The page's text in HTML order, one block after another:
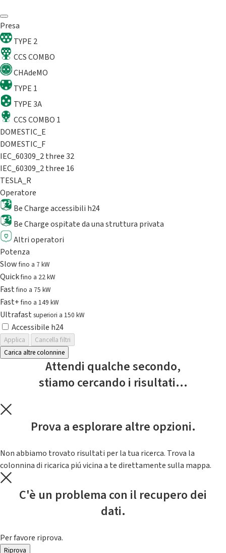
Presa
TYPE 2
CCS COMBO
CHAdeMO
TYPE 1
TYPE 3A
CCS COMBO 1
DOMESTIC_E
DOMESTIC_F
IEC_60309_2 three 32
IEC_60309_2 three 16
TESLA_R
Operatore
Be Charge accessibili h24
Be Charge ospitate da una struttura privata
Altri operatori
Potenza
Slowfino a 7 kW
Quickfino a 22 kW
Fastfino a 75 kW
Fast+fino a 149 kW
Ultrafast superiori a 150 kW
Accessibile h24
Applica
Cancella filtri
Carica altre colonnine
Attendi qualche secondo,
stiamo cercando i risultati...
Prova a esplorare altre opzioni.
Non abbiamo trovato risultati per la tua ricerca. Trova la
colonnina di ricarica piú vicina a te direttamente sulla mappa.
C'è un problema con il recupero dei
dati.
Per favore riprova.
Riprova